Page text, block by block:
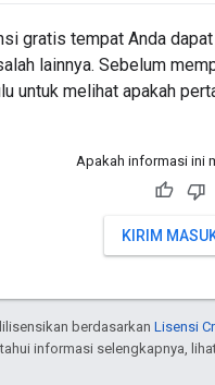
gratis tempat Anda
lainnya. Sebelum
untuk melihat apakah
Apakah informasi ini
KIRIM
berdasarkan Lisensi
informasi selengkapnya,